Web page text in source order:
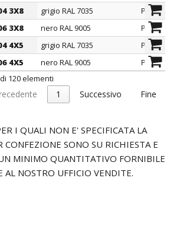
3X8
grigio RAL 7035
PG
3X8
nero RAL 9005
PG
4X5
grigio RAL 7035
PG
4X5
nero RAL 9005
PG
120 elementi
1 Successivo Fine
I QUALI NON E' SPECIFICATA LA
CONFEZIONE SONO SU RICHIESTA E
MINIMO QUANTITATIVO FORNIBILE
AL NOSTRO UFFICIO VENDITE.